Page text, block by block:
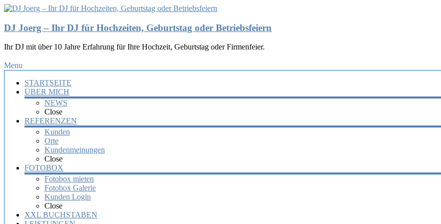
DJ Joerg – Ihr DJ für Hochzeiten, Geburtstag oder Betriebsfeiern
Ihr DJ mit über 10 Jahre Erfahrung für Ihre Hochzeit, Geburtstag oder Firmenfeier.
Menu
STARTSEITE
ÜBER MICH
NEWS
Close
REFERENZEN
Kunden
Orte
Kundenmeinungen
Close
FOTOBOX
Fotobox mieten
Fotobox Galerie
Kunden Login
Close
XXL BUCHSTABEN